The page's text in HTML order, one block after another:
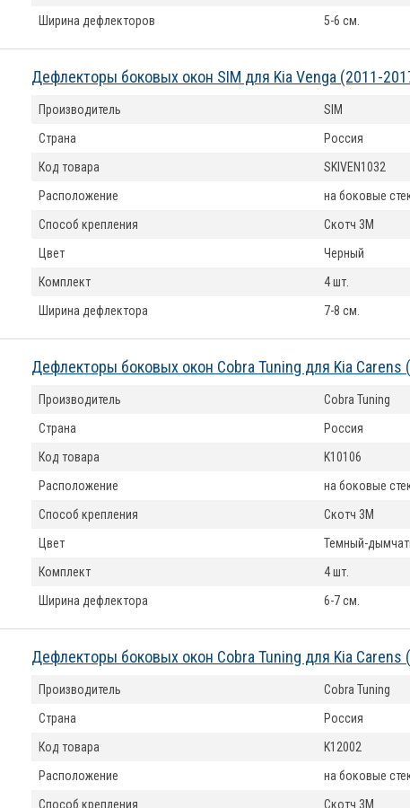
Ширина дефлекторов
5-6 см.
Дефлекторы боковых окон SIM для Kia Venga (2011-
Производитель
SIM
Страна
Россия
Код товара
SKIVEN1032
Расположение
на боковые
Способ крепления
Скотч 3М
Цвет
Черный
Комплект
4 шт.
Ширина дефлектора
7-8 см.
Дефлекторы боковых окон Cobra Tuning для Kia
Производитель
Cobra Tuning
Страна
Россия
Код товара
K10106
Расположение
на боковые
Способ крепления
Скотч 3М
Цвет
Темный-
Комплект
4 шт.
Ширина дефлектора
6-7 см.
Дефлекторы боковых окон Cobra Tuning для Kia
Производитель
Cobra Tuning
Страна
Россия
Код товара
K12002
Расположение
на боковые
Способ крепления
Скотч 3М